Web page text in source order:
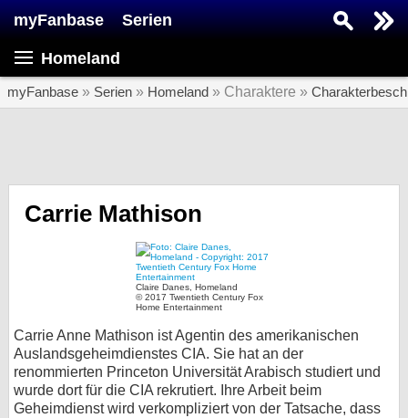
myFanbase Serien
Homeland
myFanbase » Serien » Homeland » Charaktere »
Carrie Mathison
Claire Danes, Homeland
© 2017 Twentieth Century Fox
Home Entertainment
Carrie Anne Mathison ist Agentin des amerikanischen
Auslandsgeheimdienstes CIA. Sie hat an der
renommierten Princeton Universität Arabisch studiert und
wurde dort für die CIA rekrutiert. Ihre Arbeit beim
Geheimdienst wird verkompliziert von der Tatsache, dass
SERIEN
KULTUR
Specials
Gewinnspiele
Forum